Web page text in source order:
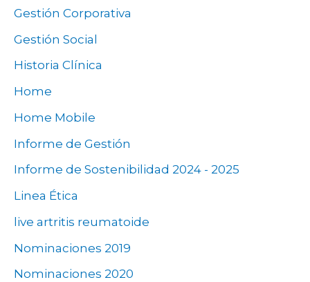
Gestión Corporativa
Gestión Social
Historia Clínica
Home
Home Mobile
Informe de Gestión
Informe de Sostenibilidad 2024 - 2025
Linea Ética
live artritis reumatoide
Nominaciones 2019
Nominaciones 2020